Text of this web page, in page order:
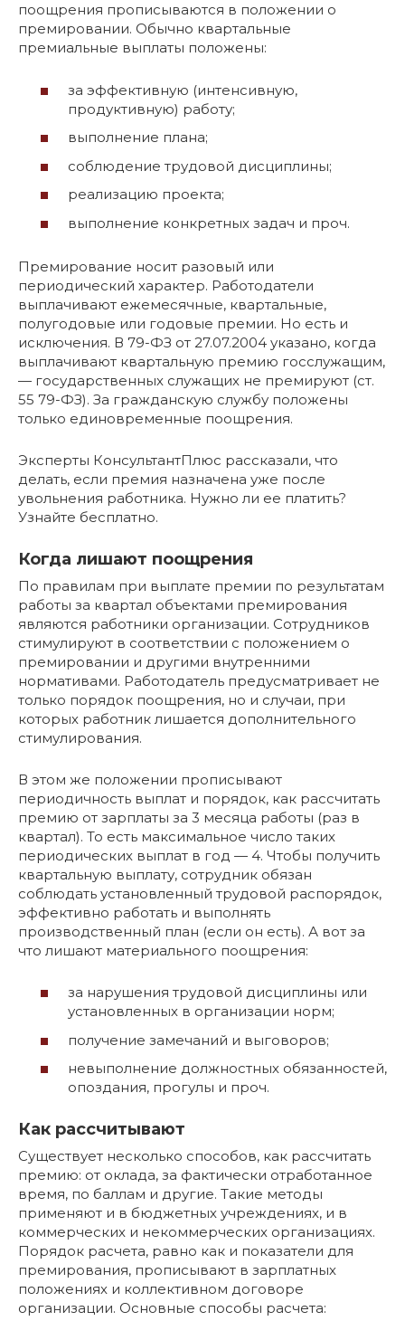
поощрения прописываются в положении о
премировании. Обычно квартальные
премиальные выплаты положены:
за эффективную (интенсивную,
продуктивную) работу;
выполнение плана;
соблюдение трудовой дисциплины;
реализацию проекта;
выполнение конкретных задач и проч.
Премирование носит разовый или
периодический характер. Работодатели
выплачивают ежемесячные, квартальные,
полугодовые или годовые премии. Но есть и
исключения. В 79-ФЗ от 27.07.2004 указано, когда
выплачивают квартальную премию госслужащим,
— государственных служащих не премируют (ст.
55 79-ФЗ). За гражданскую службу положены
только единовременные поощрения.
Эксперты КонсультантПлюс рассказали, что
делать, если премия назначена уже после
увольнения работника. Нужно ли ее платить?
Узнайте бесплатно.
Когда лишают поощрения
По правилам при выплате премии по результатам
работы за квартал объектами премирования
являются работники организации. Сотрудников
стимулируют в соответствии с положением о
премировании и другими внутренними
нормативами. Работодатель предусматривает не
только порядок поощрения, но и случаи, при
которых работник лишается дополнительного
стимулирования.
В этом же положении прописывают
периодичность выплат и порядок, как рассчитать
премию от зарплаты за 3 месяца работы (раз в
квартал). То есть максимальное число таких
периодических выплат в год — 4. Чтобы получить
квартальную выплату, сотрудник обязан
соблюдать установленный трудовой распорядок,
эффективно работать и выполнять
производственный план (если он есть). А вот за
что лишают материального поощрения:
за нарушения трудовой дисциплины или
установленных в организации норм;
получение замечаний и выговоров;
невыполнение должностных обязанностей,
опоздания, прогулы и проч.
Как рассчитывают
Существует несколько способов, как рассчитать
премию: от оклада, за фактически отработанное
время, по баллам и другие. Такие методы
применяют и в бюджетных учреждениях, и в
коммерческих и некоммерческих организациях.
Порядок расчета, равно как и показатели для
премирования, прописывают в зарплатных
положениях и коллективном договоре
организации. Основные способы расчета: